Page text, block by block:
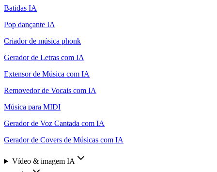
Batidas IA
Pop dançante IA
Criador de música phonk
Gerador de Letras com IA
Extensor de Música com IA
Removedor de Vocais com IA
Música para MIDI
Gerador de Voz Cantada com IA
Gerador de Covers de Músicas com IA
Vídeo & imagem IA